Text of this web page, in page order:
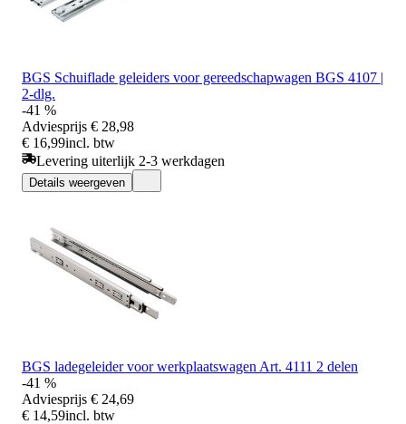
BGS Schuiflade geleiders voor gereedschapwagen BGS 4107 |
2-dlg.
-41 %
Adviesprijs € 28,98
€ 16,99incl. btw
Levering uiterlijk 2-3 werkdagen
Details weergeven
BGS ladegeleider voor werkplaatswagen Art. 4111 2 delen
-41 %
Adviesprijs € 24,69
€ 14,59incl. btw